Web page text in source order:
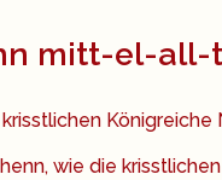
mitt-el-
wie die